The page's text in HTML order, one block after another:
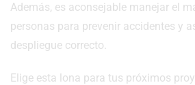
Además, es aconsejable manejar el
personas para prevenir accidentes y
despliegue correcto.
Elige esta lona para tus próximos